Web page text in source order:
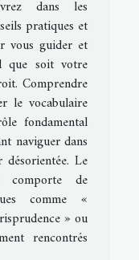
dans les
pratiques et
vous guider et
que soit votre
Comprendre
le vocabulaire
fondamental
naviguer dans
Le
de
comme «
» ou
rencontrés